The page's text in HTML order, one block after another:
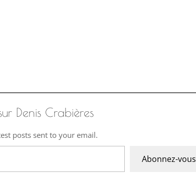
Denis Crabières
posts sent to your email.
Abonnez-vous